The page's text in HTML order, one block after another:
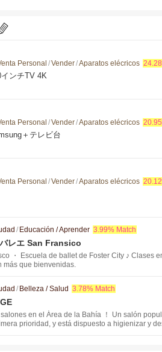
Personal /Vender/Aparatos elécricos
ンチTV 4K
Personal /Vender/Aparatos elécricos
＋テレビ台
Personal /Vender/Aparatos elécricos
/ Educación / Aprender 3.99% Match
レエ San Fransico
・ Escuela de ballet de Foster City ♪
más que bienvenidas.
/ Belleza / Salud 3.78% Match
en el Área de la Bahía ！ Un salón
prioridad, y está dispuesto a higienizar y